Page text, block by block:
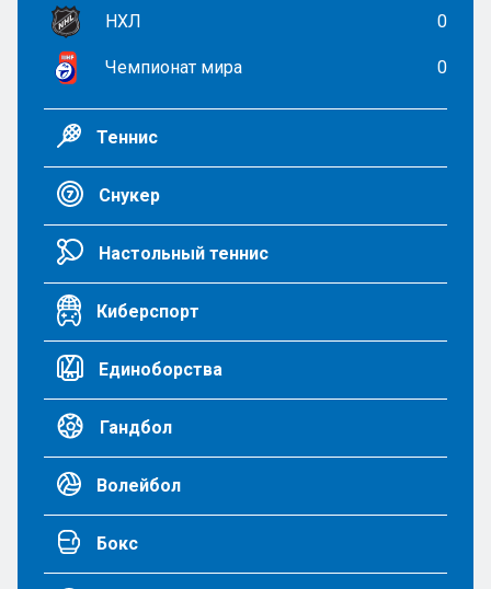
НХЛ 0
Чемпионат мира 0
Теннис
Снукер
Настольный теннис
Киберспорт
Единоборства
Гандбол
Волейбол
Бокс